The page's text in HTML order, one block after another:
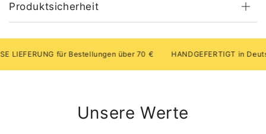
Produktsicherheit
für Bestellungen über 70 € HANDGEFERTIGT in
Unsere Werte